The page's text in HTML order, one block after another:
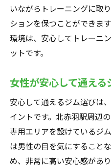
いながらトレーニングに取
ションを保つことができま
環境は、安心してトレーニ
ットです。
女性が安心して通える
安心して通えるジム選びは
イントです。北赤羽駅周辺
専用エリアを設けているジ
は男性の目を気にすること
め、非常に高い安心感があ